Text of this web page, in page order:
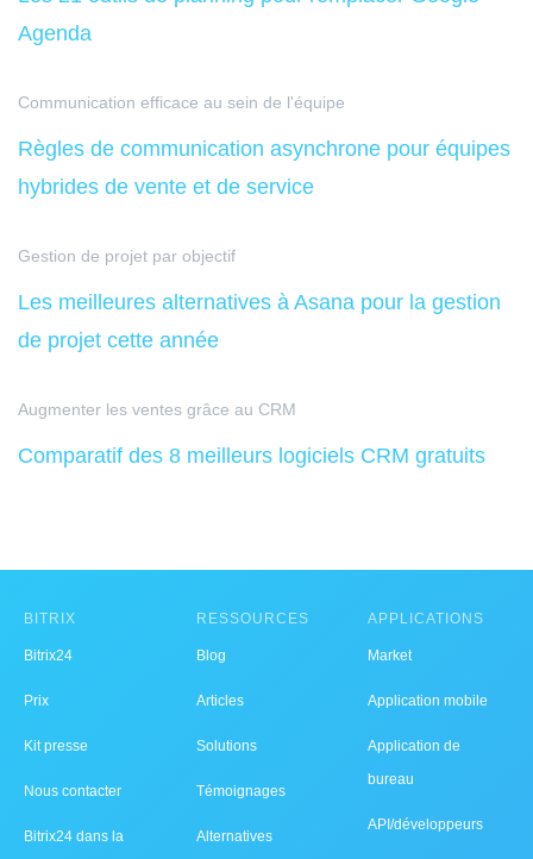
Agenda
Communication efficace au sein de l'équipe
Règles de communication asynchrone pour équipes
hybrides de vente et de service
Gestion de projet par objectif
Les meilleures alternatives à Asana pour la gestion
de projet cette année
Augmenter les ventes grâce au CRM
Comparatif des 8 meilleurs logiciels CRM gratuits
BITRIX
Bitrix24
Prix
Kit presse
Nous contacter
Bitrix24 dans la
RESSOURCES
Blog
Articles
Solutions
Témoignages
Alternatives
APPLICATIONS
Market
Application mobile
Application de
bureau
API/développeurs